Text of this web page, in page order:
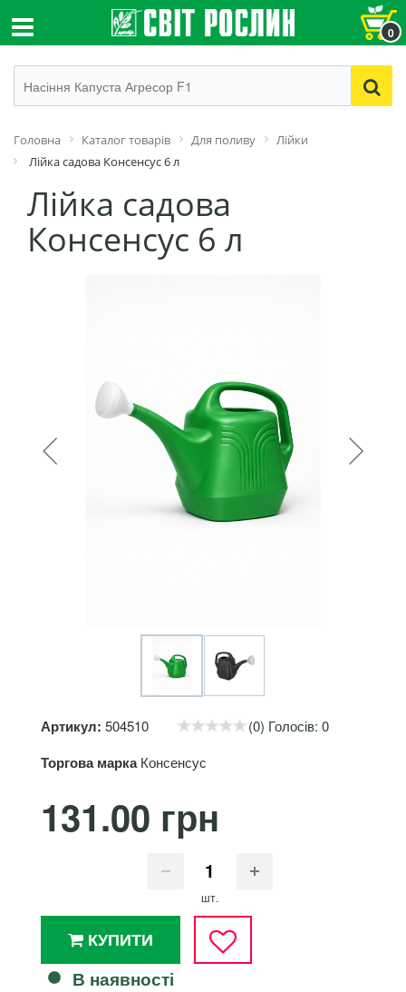
0
Головна Каталог товарів Для поливу
Лійки
Лійка садова Консенсус 6 л
Лійка садова
Консенсус 6 л
Артикул: 504510 (0) Голосів: 0
Торгова марка Консенсус
131.00 грн
шт.
КУПИТИ
В наявності